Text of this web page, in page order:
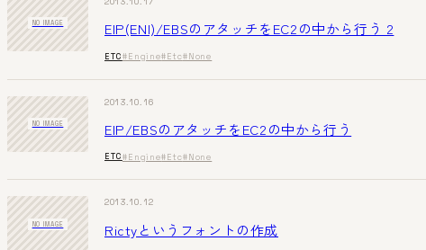
NO IMAGE EIP(ENI)/EBSのアタッチをEC2の中から行う 2
ETC#Engine#Etc#None
NO IMAGE
2013.10.16
EIP/EBSのアタッチをEC2の中から行う
ETC#Engine#Etc#None
NO IMAGE
2013.10.12
Rictyというフォントの作成